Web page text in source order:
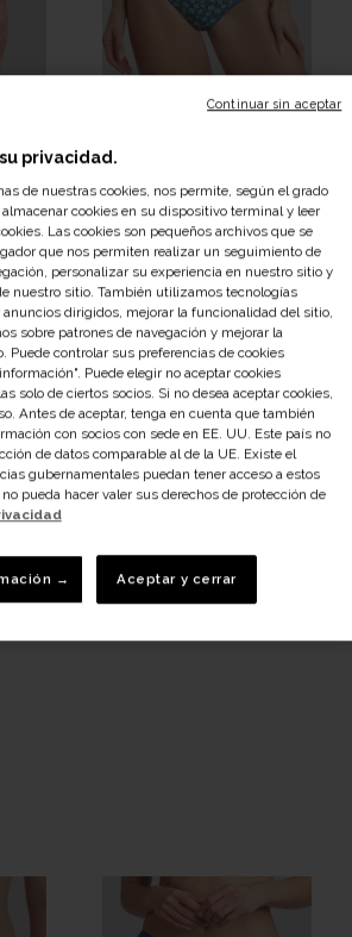
privacidad.
de nuestras cookies, nos permite, según el grado
cookies en su dispositivo terminal y leer
Las cookies son pequeños archivos que se
que nos permiten realizar un seguimiento de
personalizar su experiencia en nuestro sitio y
nuestro sitio. También utilizamos tecnologías
dirigidos, mejorar la funcionalidad del sitio,
sobre patrones de navegación y mejorar la
Puede controlar sus preferencias de cookies
Puede elegir no aceptar cookies
solo de ciertos socios. Si no desea aceptar cookies,
Antes de aceptar, tenga en cuenta que también
con socios con sede en EE. UU. Este país no
de datos comparable al de la UE. Existe el
gubernamentales puedan tener acceso a estos
pueda hacer valer sus derechos de protección de
→ Aceptar y cerrar
Continuar sin aceptar